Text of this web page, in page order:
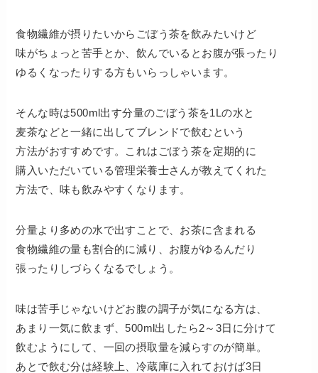
食物繊維が摂りたいからごぼう茶を飲みたいけど
味がちょっと苦手とか、飲んでいるとお腹が張ったり
ゆるくなったりする方もいらっしゃいます。
そんな時は500ml出す分量のごぼう茶を1Lの水と
麦茶などと一緒に出してブレンドで飲むという
方法がおすすめです。これはごぼう茶を定期的に
購入いただいている管理栄養士さんが教えてくれた
方法で、味も飲みやすくなります。
分量より多めの水で出すことで、お茶に含まれる
食物繊維の量も割合的に減り、お腹がゆるんだり
張ったりしづらくなるでしょう。
味は苦手じゃないけどお腹の調子が気になる方は、
あまり一気に飲まず、500ml出したら2～3日に分けて
飲むようにして、一回の摂取量を減らすのが簡単。
あとで飲む分は経験上、冷蔵庫に入れておけば3日